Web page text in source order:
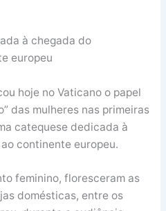
à chegada do
europeu
hoje no Vaticano o papel
das mulheres nas primeiras
catequese dedicada à
continente europeu.
feminino, floresceram as
domésticas, entre os